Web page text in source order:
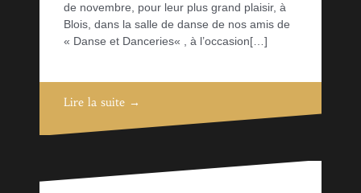
de novembre, pour leur plus grand plaisir, à
Blois, dans la salle de danse de nos amis de
« Danse et Danceries« , à l’occasion[…]
Lire la suite →